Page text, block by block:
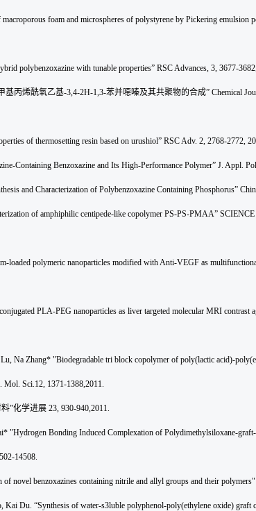
foam and microspheres of polystyrene by Pickering emulsion
polybenzoxazine with tunable properties” RSC Advances, 3, 3677-
基丙烯酰氧乙基-3,4-2H-1,3-苯并噁嗪及其共聚物的合成” Chemical
of thermosetting resin based on urushiol” RSC Adv. 2, 2768-2772,
Containing Benzoxazine and Its High-Performance Polymer” J. Appl.
and Characterization of Polybenzoxazine Containing Phosphorus”
of amphiphilic centipede-like copolymer PS-PS-PMAA”
polymeric nanoparticles modified with Anti-VEGF as
PLA-PEG nanoparticles as liver targeted molecular MRI contrast
Na Zhang* "Biodegradable tri block copolymer of poly(lactic acid)-
Mol. Sci.12, 1371-1388,2011.
”化学进展 23, 930-940,2011.
Bonding Induced Complexation of Polydimethylsiloxane-
14508.
novel benzoxazines containing nitrile and allyl groups and their
Du. “Synthesis of water-s3luble polyphenol-poly(ethylene oxide) graft